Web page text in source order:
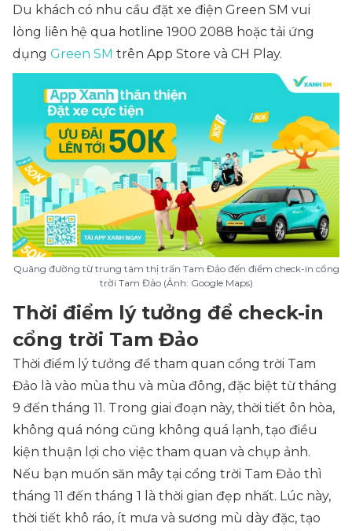
Du khách có nhu cầu đặt xe điện Green SM vui
lòng liên hệ qua hotline 1900 2088 hoặc tải ứng
dụng Green SM trên App Store và CH Play.
Quãng đường từ trung tâm thị trấn Tam Đảo đến điểm check-in cổng
trời Tam Đảo (Ảnh: Google Maps)
Thời điểm lý tưởng để check-in
cổng trời Tam Đảo
Thời điểm lý tưởng để tham quan cổng trời Tam
Đảo là vào mùa thu và mùa đông, đặc biệt từ tháng
9 đến tháng 11. Trong giai đoạn này, thời tiết ôn hòa,
không quá nóng cũng không quá lạnh, tạo điều
kiện thuận lợi cho việc tham quan và chụp ảnh.
Nếu bạn muốn săn mây tại cổng trời Tam Đảo thì
tháng 11 đến tháng 1 là thời gian đẹp nhất. Lúc này,
thời tiết khô ráo, ít mưa và sương mù dày đặc, tạo